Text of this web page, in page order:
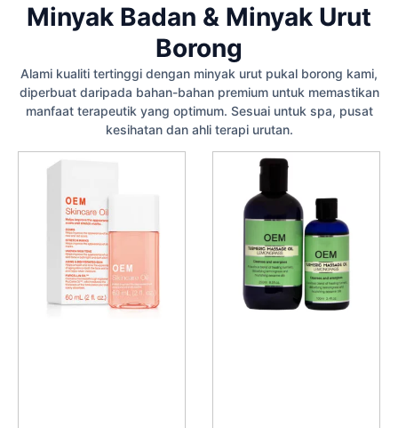
Minyak Badan & Minyak Urut
Borong
Alami kualiti tertinggi dengan minyak urut pukal borong kami,
diperbuat daripada bahan-bahan premium untuk memastikan
manfaat terapeutik yang optimum. Sesuai untuk spa, pusat
kesihatan dan ahli terapi urutan.